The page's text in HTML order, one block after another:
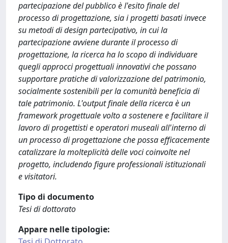
partecipazione del pubblico è l'esito finale del
processo di progettazione, sia i progetti basati invece
su metodi di design partecipativo, in cui la
partecipazione avviene durante il processo di
progettazione, la ricerca ha lo scopo di individuare
quegli approcci progettuali innovativi che possano
supportare pratiche di valorizzazione del patrimonio,
socialmente sostenibili per la comunità beneficia di
tale patrimonio. L'output finale della ricerca è un
framework progettuale volto a sostenere e facilitare il
lavoro di progettisti e operatori museali all'interno di
un processo di progettazione che possa efficacemente
catalizzare la molteplicità delle voci coinvolte nel
progetto, includendo figure professionali istituzionali
e visitatori.
Tipo di documento
Tesi di dottorato
Appare nelle tipologie: